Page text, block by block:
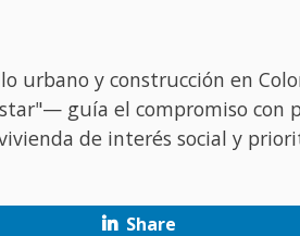
urbano y construcción en
guía el compromiso con
de interés social y
Share